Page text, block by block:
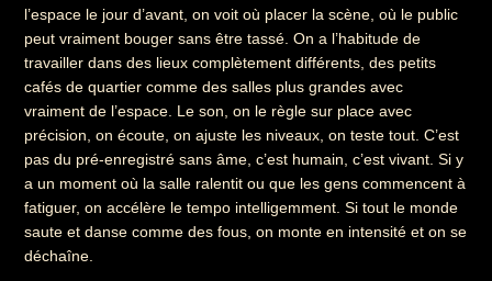
l’espace le jour d’avant, on voit où placer la scène, où le public
peut vraiment bouger sans être tassé. On a l’habitude de
travailler dans des lieux complètement différents, des petits
cafés de quartier comme des salles plus grandes avec
vraiment de l’espace. Le son, on le règle sur place avec
précision, on écoute, on ajuste les niveaux, on teste tout. C’est
pas du pré-enregistré sans âme, c’est humain, c’est vivant. Si y
a un moment où la salle ralentit ou que les gens commencent à
fatiguer, on accélère le tempo intelligemment. Si tout le monde
saute et danse comme des fous, on monte en intensité et on se
déchaîne.